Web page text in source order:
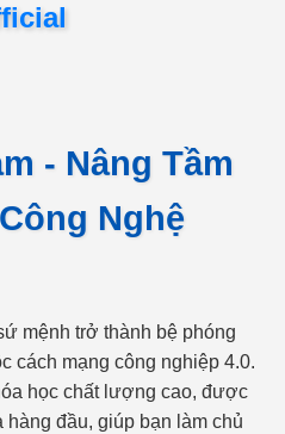
- Nâng Tầm
Nghệ
mệnh trở thành bệ phóng
cách mạng công nghiệp 4.0.
học chất lượng cao, được
đầu, giúp bạn làm chủ